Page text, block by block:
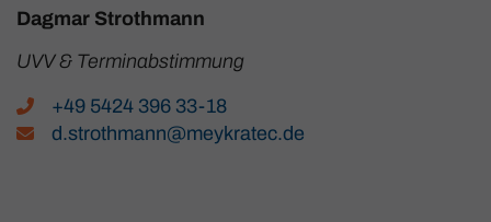
Dagmar Strothmann
UVV & Terminabstimmung
+49 5424 396 33-18
d.strothmann@meykratec.de